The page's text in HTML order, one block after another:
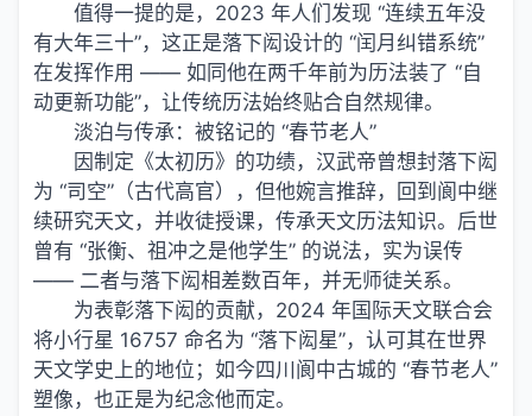
值得一提的是，2023 年人们发现 “连续五年没
有大年三十”，这正是落下闳设计的 “闰月纠错系统”
在发挥作用 —— 如同他在两千年前为历法装了 “自
动更新功能”，让传统历法始终贴合自然规律。
淡泊与传承：被铭记的 “春节老人”
因制定《太初历》的功绩，汉武帝曾想封落下闳
为 “司空”（古代高官），但他婉言推辞，回到阆中继
续研究天文，并收徒授课，传承天文历法知识。后世
曾有 “张衡、祖冲之是他学生” 的说法，实为误传
—— 二者与落下闳相差数百年，并无师徒关系。
为表彰落下闳的贡献，2024 年国际天文联合会
将小行星 16757 命名为 “落下闳星”，认可其在世界
天文学史上的地位；如今四川阆中古城的 “春节老人”
塑像，也正是为纪念他而定。